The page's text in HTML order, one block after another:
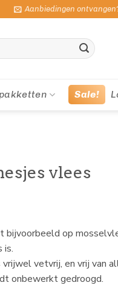
Aanbiedingen
Sale!
vlees
bijvoorbeeld op
is.
vetvrij, en vrij van
onbewerkt gedroogd.